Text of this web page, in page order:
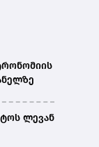
ლევან